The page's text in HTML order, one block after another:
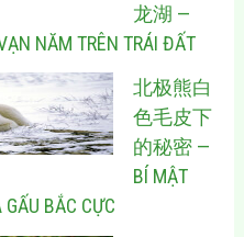
龙湖 —
NĂM TRÊN TRÁI ĐẤT
北极熊白
色毛皮下
的秘密 —
BÍ MẬT
GẤU BẮC CỰC